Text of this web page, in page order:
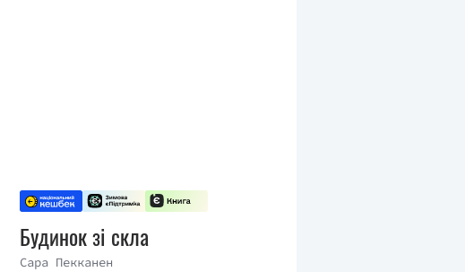
Будинок зі скла
Сара Пекканен